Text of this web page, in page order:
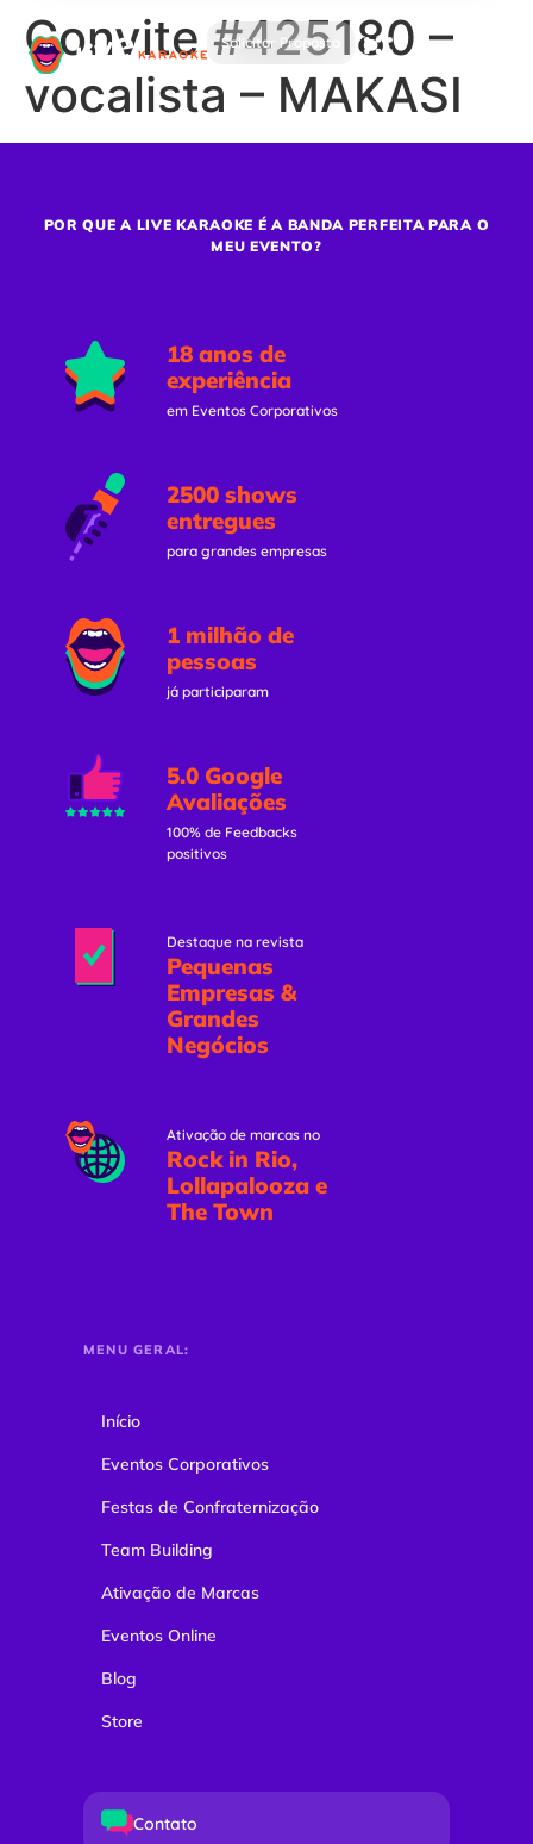
Solicitar Proposta
Convite #425180 –
vocalista – MAKASI
POR QUE A LIVE KARAOKE É A BANDA PERFEITA PARA O
MEU EVENTO?
18 anos de
experiência
em Eventos Corporativos
2500 shows
entregues
para grandes empresas
1 milhão de
pessoas
já participaram
5.0 Google
Avaliações
100% de Feedbacks
positivos
Destaque na revista
Pequenas
Empresas &
Grandes
Negócios
Ativação de marcas no
Rock in Rio,
Lollapalooza e
The Town
MENU GERAL:
Início
Eventos Corporativos
Festas de Confraternização
Team Building
Ativação de Marcas
Eventos Online
Blog
Store
Contato